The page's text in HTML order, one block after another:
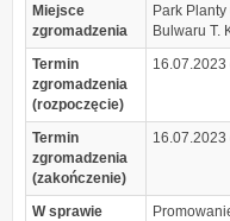
Miejsce
zgromadzenia
Park
Bulwaru T.
Termin
zgromadzenia
(rozpoczęcie)
Termin
zgromadzenia
(zakończenie)
W sprawie